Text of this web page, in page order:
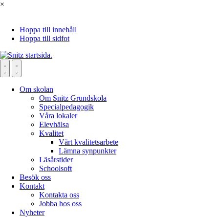
×
Hoppa till innehåll
Hoppa till sidfot
Om skolan
Om Snitz Grundskola
Specialpedagogik
Våra lokaler
Elevhälsa
Kvalitet
Vårt kvalitetsarbete
Lämna synpunkter
Läsårstider
Schoolsoft
Besök oss
Kontakt
Kontakta oss
Jobba hos oss
Nyheter